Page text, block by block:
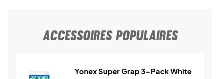
ACCESSOIRES POPULAIRES
Yonex Super Grap 3-Pack White